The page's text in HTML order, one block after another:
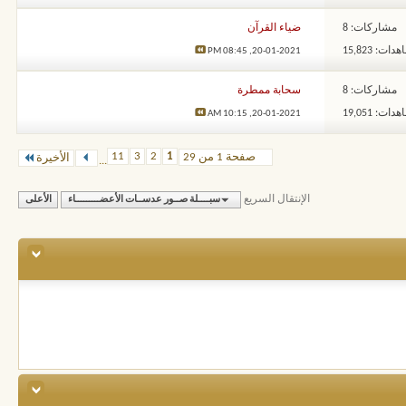
مشاركات: 8
15,823
ضياء القرآن
20-01-2021,
08:45 PM
مشاركات: 8
19,051
سحابة ممطرة
20-01-2021,
10:15 AM
صفحة 1 من 29 1
2
3
11
... الأخيرة
الإنتقال السريع سبــــلة صــور عدســات الأعضـــــــــاء الأعلى